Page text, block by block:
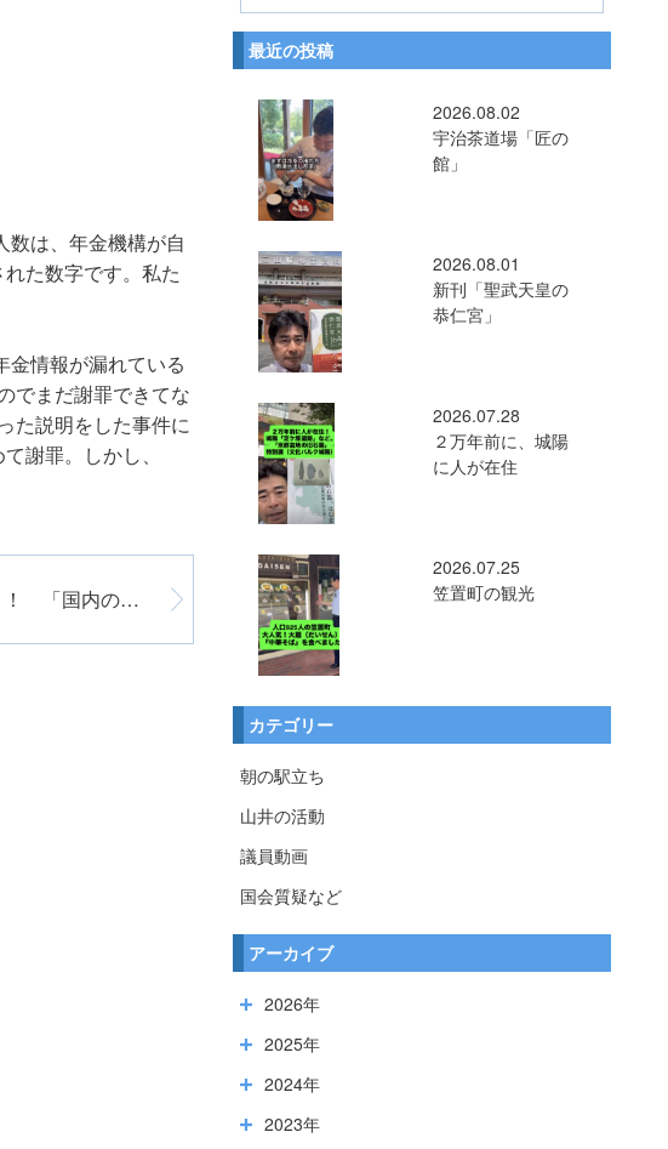
数は、年金機構が自
た数字です。私た
金情報が漏れている
でまだ謝罪できてな
た説明をした事件に
謝罪。しかし、
危険ドラッグ店ゼロ！！ 「国内の販売店はなくなった」
最近の投稿
2026.08.02
宇治茶道場「匠の
館」
2026.08.01
新刊「聖武天皇の
恭仁宮」
2026.07.28
２万年前に、城陽
に人が在住
2026.07.25
笠置町の観光
カテゴリー
朝の駅立ち
山井の活動
議員動画
国会質疑など
アーカイブ
2026年
2025年
2024年
2023年